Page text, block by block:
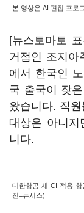
본 영상은 AI 편집 프로
[뉴스토마토
거점인 조지아
에서 한국인
국 출국이 잦
왔습니다. 직
대상은 아니
니다.
대한항공 새 CI 적용 항
진=뉴시스)